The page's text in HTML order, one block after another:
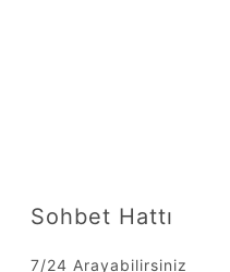
Sohbet Hattı
7/24 Arayabilirsiniz